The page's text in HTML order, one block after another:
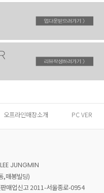
오프라인매장소개 PC VER
JUNGMIN
,매봉빌딩)
매업신고 2011-서울종로-0954